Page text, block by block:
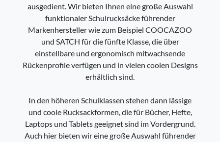
ausgedient. Wir bieten Ihnen eine große Auswahl
funktionaler Schulrucksäcke führender
Markenhersteller wie zum Beispiel COOCAZOO
und SATCH für die fünfte Klasse, die über
einstellbare und ergonomisch mitwachsende
Rückenprofile verfügen und in vielen coolen Designs
erhältlich sind.
In den höheren Schulklassen stehen dann lässige
und coole Rucksackformen, die für Bücher, Hefte,
Laptops und Tablets geeignet sind im Vordergrund.
Auch hier bieten wir eine große Auswahl führender